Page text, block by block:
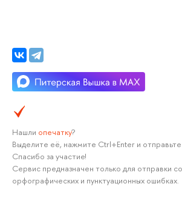
Нашли опечатку?
Выделите её, нажмите Ctrl+Enter и
Спасибо за участие!
Сервис предназначен только для отправки
орфографических и пунктуационных ошибках.